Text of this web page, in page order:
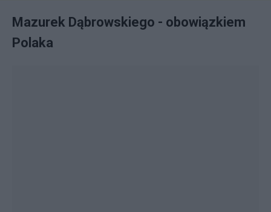
Mazurek Dąbrowskiego - obowiązkiem
Polaka